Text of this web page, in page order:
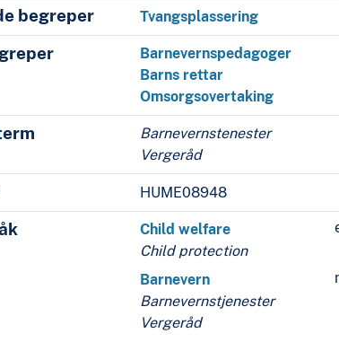
begreper Tvangsplassering
Barnevernspedagoger
Barns rettar
Omsorgsovertaking
Barnevernstenester
Vergeråd
HUME08948
Child welfare
Child protection
Barnevern
Barnevernstjenester
Vergeråd